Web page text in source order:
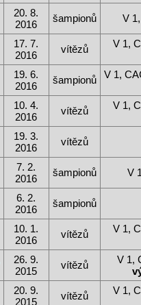
20. 8.
2016
šampionů V
17. 7.
2016
vítězů V 1,
19. 6.
2016
šampionů V 1,
10. 4.
2016
vítězů V 1,
19. 3.
2016
vítězů
7. 2.
2016
šampionů V
6. 2.
2016
šampionů
10. 1.
2016
vítězů V 1,
26. 9.
2015
vítězů
V 1,
20. 9.
2015
vítězů V 1,